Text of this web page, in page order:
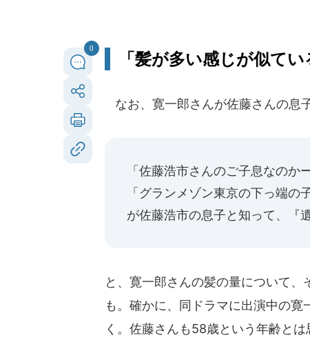
0
「髪が多い感じが似てい
なお、寛一郎さんが佐藤さんの息
「佐藤浩市さんのご子息なの
「グランメゾン東京の下っ端
が佐藤浩市の息子と知って、『
と、寛一郎さんの髪の量について
も。確かに、同ドラマに出演中の
く。佐藤さんも58歳という年齢と